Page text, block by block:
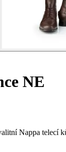
NE
Nappa telecí